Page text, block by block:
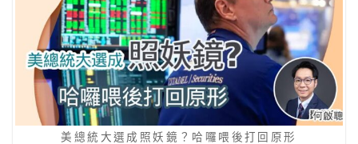
美總統大選成照妖鏡？哈囉喂後打回原形